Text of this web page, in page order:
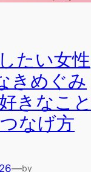
たい女性
きめぐみ
きなこ
なげ方
—by